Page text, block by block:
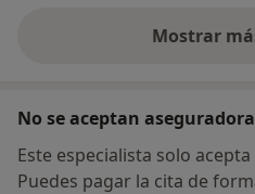
Mostrar
No se aceptan
Este especialista solo
Puedes pagar la cita de